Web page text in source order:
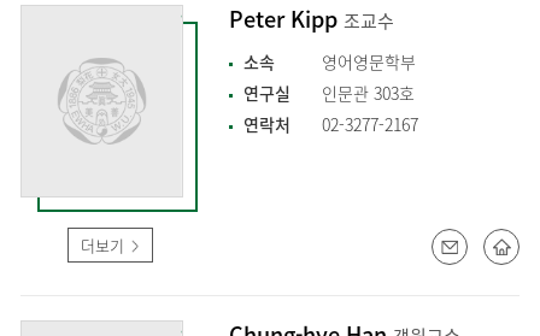
더보기
Peter Kipp 조교수
소속
영어영문학부
연구실
인문관 303호
연락처
02-3277-2167